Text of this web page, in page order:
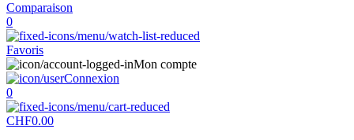
Comparaison
0
Favoris
Mon compte
Connexion
0
CHF0.00